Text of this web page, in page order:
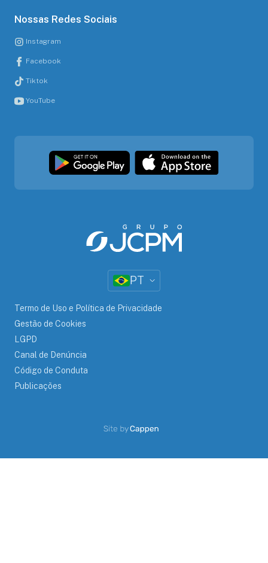
Nossas Redes Sociais
Instagram
Facebook
Tiktok
YouTube
PT
Termo de Uso e Política de Privacidade
Gestão de Cookies
LGPD
Canal de Denúncia
Código de Conduta
Publicações